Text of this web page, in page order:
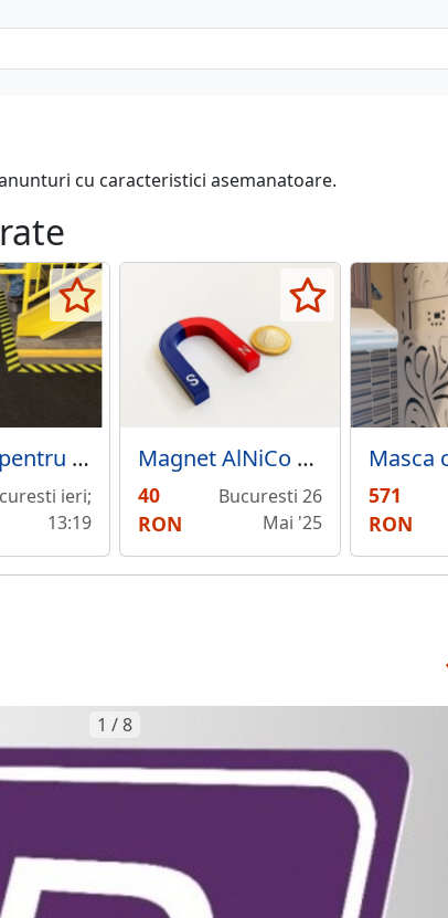
cu caracteristici asemanatoare.
Marcare pentru siguranta podea
ieri;
13:19
Magnet AlNiCo potcoava mica 50 x 38 mm, rosu-albastru
40
RON
Bucuresti 26
Mai '25
571
RON
1 / 8